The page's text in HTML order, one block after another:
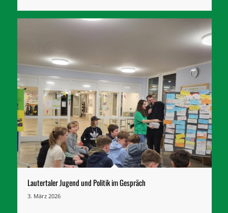
Lautertaler Jugend und Politik im Gespräch
3. März 2026